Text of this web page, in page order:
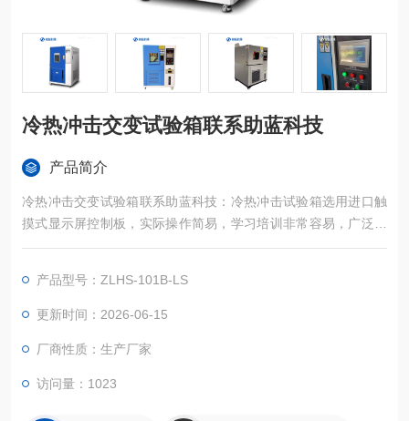
冷热冲击交变试验箱联系助蓝科技
产品简介
冷热冲击交变试验箱联系助蓝科技：冷热冲击试验箱选用进口触
摸式显示屏控制板，实际操作简易，学习培训非常容易，广泛运
用于半导体元器件、电子设备、塑胶五金构件化工原料和别的*用
产品型号：ZLHS-101B-LS
更新时间：2026-06-15
厂商性质：生产厂家
访问量：1023